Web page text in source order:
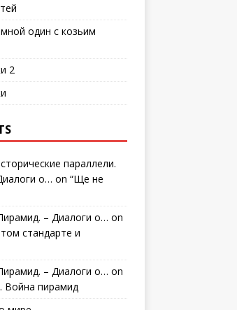
один с козьим
2
параллели.
о… on “Ще не
– Диалоги о… on
стандарте и
– Диалоги о… on
Война пирамид